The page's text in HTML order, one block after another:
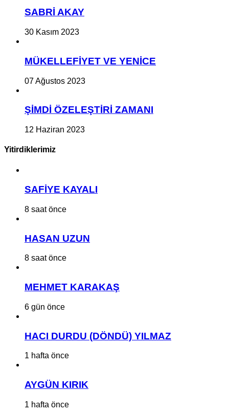
SABRİ AKAY
30 Kasım 2023
MÜKELLEFİYET VE YENİCE
07 Ağustos 2023
ŞİMDİ ÖZELEŞTİRİ ZAMANI
12 Haziran 2023
Yitirdiklerimiz
SAFİYE KAYALI
8 saat önce
HASAN UZUN
8 saat önce
MEHMET KARAKAŞ
6 gün önce
HACI DURDU (DÖNDÜ) YILMAZ
1 hafta önce
AYGÜN KIRIK
1 hafta önce